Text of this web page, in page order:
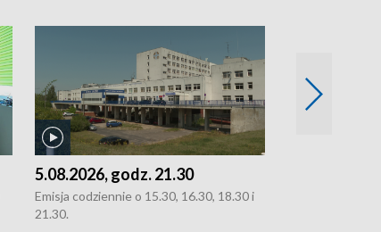
5.08.2026, godz. 21.30
Emisja codziennie o 15.30, 16.30, 18.30 i
21.30.